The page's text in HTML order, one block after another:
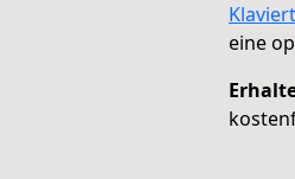
eine